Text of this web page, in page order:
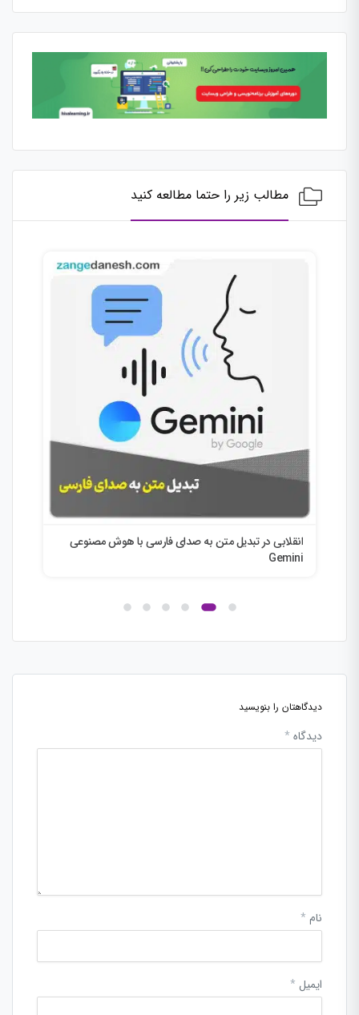
مطالب زیر را حتما مطالعه کنید
انقلابی در تبدیل متن به صدای فارسی با هوش مصنوعی
Gemini
دیدگاهتان را بنویسید
دیدگاه *
نام *
ایمیل *